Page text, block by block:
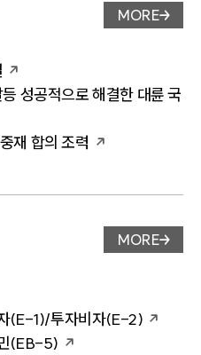
업무사례
MORE
성공적으로 해결한 대륜 국
재 합의 조력
업무분야
MORE
(E-1)/투자비자(E-2)
(EB-5)